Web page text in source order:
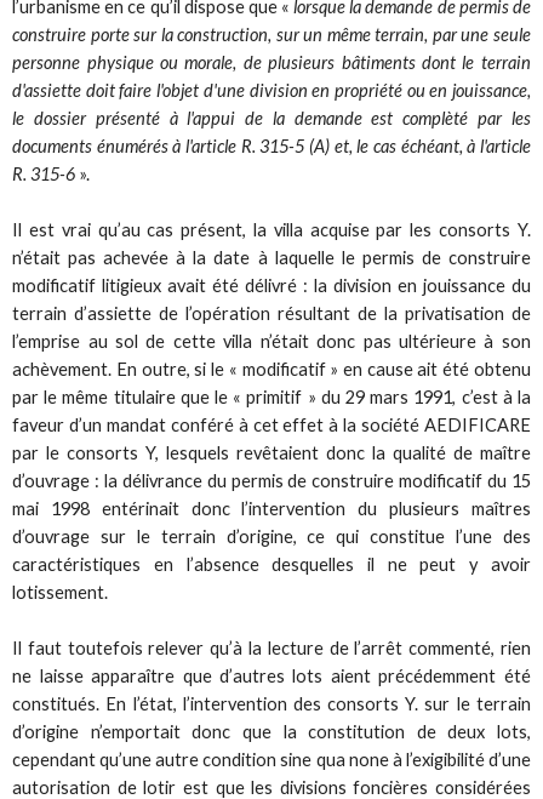
l’urbanisme en ce qu’il dispose que «lorsque la demande de permis de
construire porte sur la construction, sur un même terrain, par une seule
personne physique ou morale, de plusieurs bâtiments dont le terrain
d'assiette doit faire l'objet d'une division en propriété ou en jouissance,
le dossier présenté à l'appui de la demande est complèté par les
documents énumérés à l'article R. 315-5 (A) et, le cas échéant, à l'article
R. 315-6 ».
Il est vrai qu’au cas présent, la villa acquise par les consorts Y.
n’était pas achevée à la date à laquelle le permis de construire
modificatif litigieux avait été délivré : la division en jouissance du
terrain d’assiette de l’opération résultant de la privatisation de
l’emprise au sol de cette villa n’était donc pas ultérieure à son
achèvement. En outre, si le « modificatif » en cause ait été obtenu
par le même titulaire que le « primitif » du 29 mars 1991, c’est à la
faveur d’un mandat conféré à cet effet à la société AEDIFICARE
par le consorts Y, lesquels revêtaient donc la qualité de maître
d’ouvrage : la délivrance du permis de construire modificatif du 15
mai 1998 entérinait donc l’intervention du plusieurs maîtres
d’ouvrage sur le terrain d’origine, ce qui constitue l’une des
caractéristiques en l’absence desquelles il ne peut y avoir
lotissement.
Il faut toutefois relever qu’à la lecture de l’arrêt commenté, rien
ne laisse apparaître que d’autres lots aient précédemment été
constitués. En l’état, l’intervention des consorts Y. sur le terrain
d’origine n’emportait donc que la constitution de deux lots,
cependant qu’une autre condition sine qua none à l’exigibilité d’une
autorisation de lotir est que les divisions foncières considérées